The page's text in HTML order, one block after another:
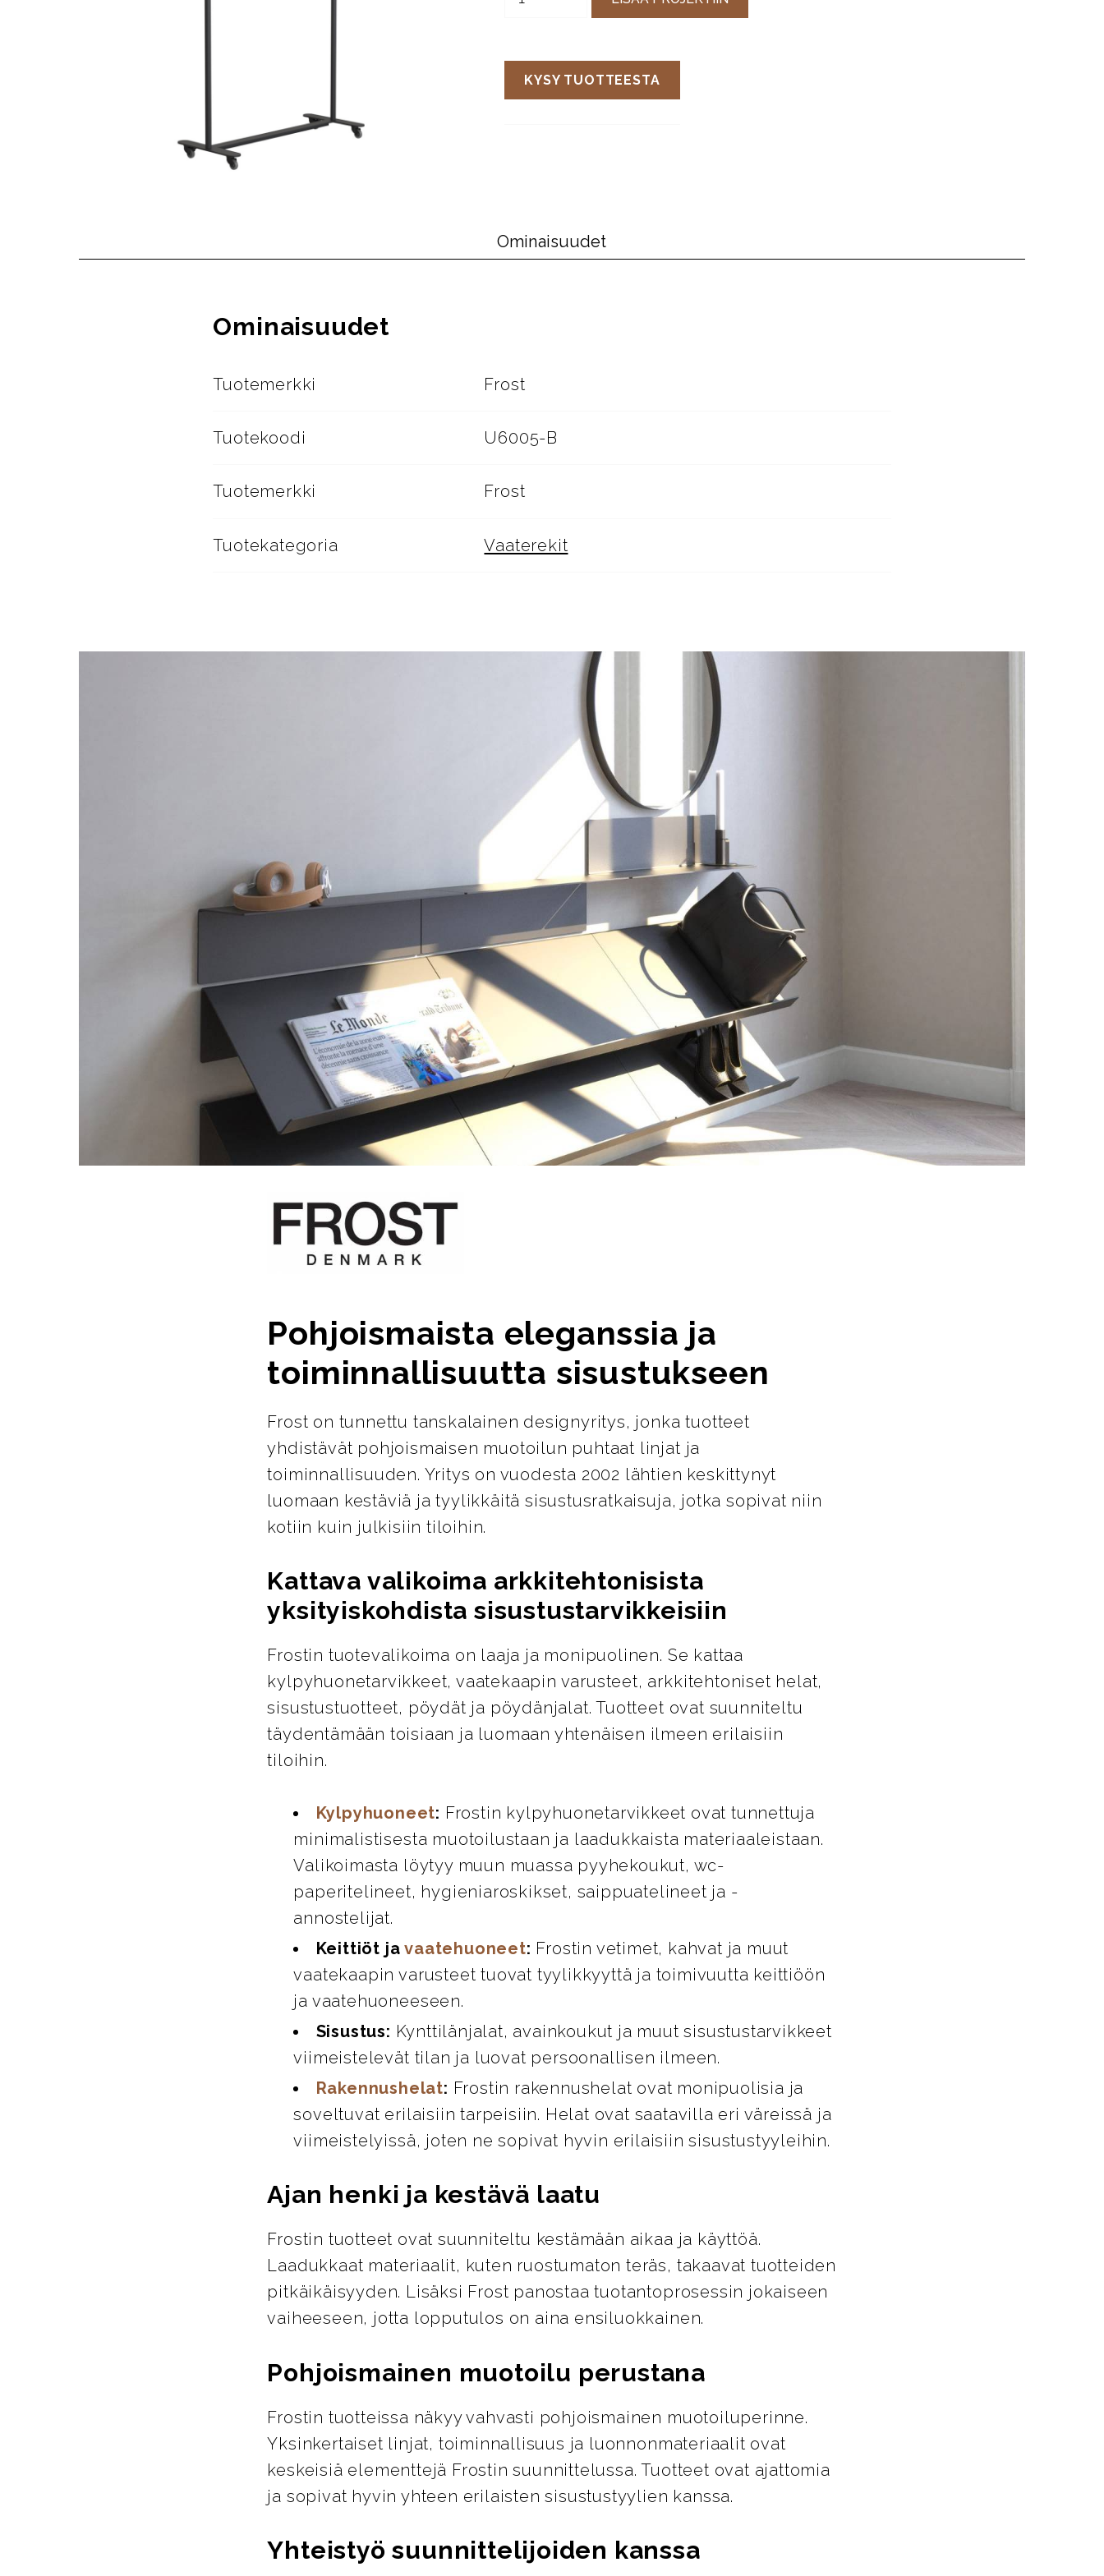
KYSY TUOTTEESTA
Ominaisuudet
Ominaisuudet
Tuotemerkki Frost
Tuotekoodi U6005-B
Tuotemerkki Frost
Tuotekategoria Vaaterekit
Pohjoismaista eleganssia ja
toiminnallisuutta sisustukseen
Frost on tunnettu tanskalainen designyritys, jonka tuotteet
yhdistävät pohjoismaisen muotoilun puhtaat linjat ja
toiminnallisuuden. Yritys on vuodesta 2002 lähtien keskittynyt
luomaan kestäviä ja tyylikkäitä sisustusratkaisuja, jotka sopivat niin
kotiin kuin julkisiin tiloihin.
Kattava valikoima arkkitehtonisista
yksityiskohdista sisustustarvikkeisiin
Frostin tuotevalikoima on laaja ja monipuolinen. Se kattaa
kylpyhuonetarvikkeet, vaatekaapin varusteet, arkkitehtoniset helat,
sisustustuotteet, pöydät ja pöydänjalat. Tuotteet ovat suunniteltu
täydentämään toisiaan ja luomaan yhtenäisen ilmeen erilaisiin
tiloihin.
Kylpyhuoneet: Frostin kylpyhuonetarvikkeet ovat tunnettuja
minimalistisesta muotoilustaan ja laadukkaista materiaaleistaan.
Valikoimasta löytyy muun muassa pyyhekoukut, wc-
paperitelineet, hygieniaroskikset, saippuatelineet ja -
annostelijat.
Keittiöt javaatehuoneet: Frostin vetimet, kahvat ja muut
vaatekaapin varusteet tuovat tyylikkyyttä ja toimivuutta keittiöön
ja vaatehuoneeseen.
Sisustus: Kynttilänjalat, avainkoukut ja muut sisustustarvikkeet
viimeistelevät tilan ja luovat persoonallisen ilmeen.
Rakennushelat: Frostin rakennushelat ovat monipuolisia ja
soveltuvat erilaisiin tarpeisiin. Helat ovat saatavilla eri väreissä ja
viimeistelyissä, joten ne sopivat hyvin erilaisiin sisustustyyleihin.
Ajan henki ja kestävä laatu
Frostin tuotteet ovat suunniteltu kestämään aikaa ja käyttöä.
Laadukkaat materiaalit, kuten ruostumaton teräs, takaavat tuotteiden
pitkäikäisyyden. Lisäksi Frost panostaa tuotantoprosessin jokaiseen
vaiheeseen, jotta lopputulos on aina ensiluokkainen.
Pohjoismainen muotoilu perustana
Frostin tuotteissa näkyy vahvasti pohjoismainen muotoiluperinne.
Yksinkertaiset linjat, toiminnallisuus ja luonnonmateriaalit ovat
keskeisiä elementtejä Frostin suunnittelussa. Tuotteet ovat ajattomia
ja sopivat hyvin yhteen erilaisten sisustustyylien kanssa.
Yhteistyö suunnittelijoiden kanssa